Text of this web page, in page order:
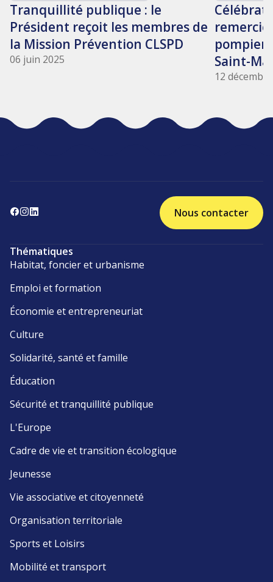
Tranquillité publique : le
Président reçoit les membres de
la Mission Prévention CLSPD
06 juin 2025
Saint-
12
Nous contacter
Thématiques
Habitat, foncier et urbanisme
Emploi et formation
Économie et entrepreneuriat
Culture
Solidarité, santé et famille
Éducation
Sécurité et tranquillité publique
L'Europe
Cadre de vie et transition écologique
Jeunesse
Vie associative et citoyenneté
Organisation territoriale
Sports et Loisirs
Mobilité et transport